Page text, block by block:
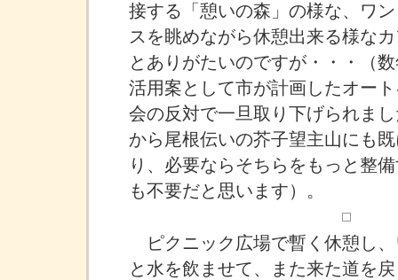
接する「憩いの森」の様な、ワ
スを眺めながら休憩出来る様な
とありがたいのですが・・・（
活用案として市が計画したオー
会の反対で一旦取り下げられま
から尾根伝いの芥子望主山にも
り、必要ならそちらをもっと整
も不要だと思います）。
ピクニック広場で暫く休憩し
と水を飲ませて、また来た道を